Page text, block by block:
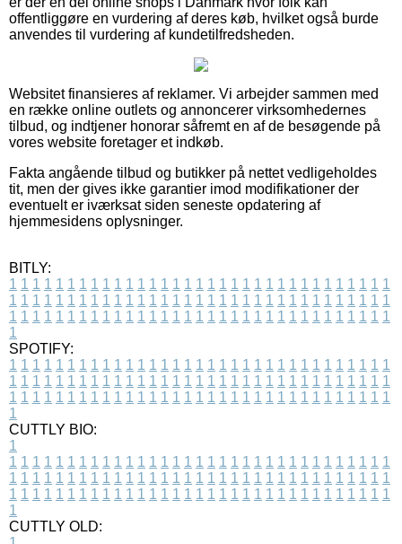
offentliggøre en vurdering af deres køb, hvilket også burde
anvendes til vurdering af kundetilfredsheden.
Websitet finansieres af reklamer. Vi arbejder sammen med
en række online outlets og annoncerer virksomhedernes
tilbud, og indtjener honorar såfremt en af de besøgende på
vores website foretager et indkøb.
Fakta angående tilbud og butikker på nettet vedligeholdes
tit, men der gives ikke garantier imod modifikationer der
eventuelt er iværksat siden seneste opdatering af
hjemmesidens oplysninger.
BITLY:
1 1 1 1 1 1 1 1 1 1 1 1 1 1 1 1 1 1 1 1 1 1 1 1 1 1 1 1 1 1 1 1 1
1 1 1 1 1 1 1 1 1 1 1 1 1 1 1 1 1 1 1 1 1 1 1 1 1 1 1 1 1 1 1 1 1
1 1 1 1 1 1 1 1 1 1 1 1 1 1 1 1 1 1 1 1 1 1 1 1 1 1 1 1 1 1 1 1 1
1
SPOTIFY:
1 1 1 1 1 1 1 1 1 1 1 1 1 1 1 1 1 1 1 1 1 1 1 1 1 1 1 1 1 1 1 1 1
1 1 1 1 1 1 1 1 1 1 1 1 1 1 1 1 1 1 1 1 1 1 1 1 1 1 1 1 1 1 1 1 1
1 1 1 1 1 1 1 1 1 1 1 1 1 1 1 1 1 1 1 1 1 1 1 1 1 1 1 1 1 1 1 1 1
1
CUTTLY BIO:
1
1 1 1 1 1 1 1 1 1 1 1 1 1 1 1 1 1 1 1 1 1 1 1 1 1 1 1 1 1 1 1 1 1
1 1 1 1 1 1 1 1 1 1 1 1 1 1 1 1 1 1 1 1 1 1 1 1 1 1 1 1 1 1 1 1 1
1 1 1 1 1 1 1 1 1 1 1 1 1 1 1 1 1 1 1 1 1 1 1 1 1 1 1 1 1 1 1 1 1
1
CUTTLY OLD: